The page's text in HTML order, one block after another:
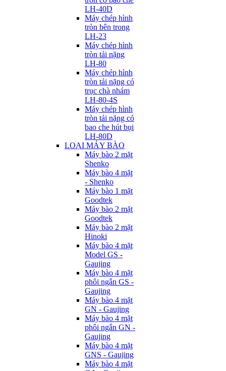
LH-40D
Máy chép hình
tròn bên trong
LH-23
Máy chép hình
tròn tải nặng
LH-80
Máy chép hình
tròn tải nặng có
trục chà nhám
LH-80-4S
Máy chép hình
tròn tải nặng có
bao che hút bụi
LH-80D
LOẠI MÁY BÀO
Máy bào 2 mặt
Shenko
Máy bào 4 mặt
- Shenko
Máy bào 1 mặt
Goodtek
Máy bào 2 mặt
Goodtek
Máy bào 2 mặt
Hinoki
Máy bào 4 mặt
Model GS -
Gaujing
Máy bào 4 mặt
phôi ngắn GS -
Gaujing
Máy bào 4 mặt
GN - Gaujing
Máy bào 4 mặt
phôi ngắn GN -
Gaujing
Máy bào 4 mặt
GNS - Gaujing
Máy bào 4 mặt